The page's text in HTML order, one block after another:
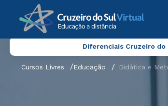
Diferenciais Cruzeiro do
Cursos Livres Educação Didática e